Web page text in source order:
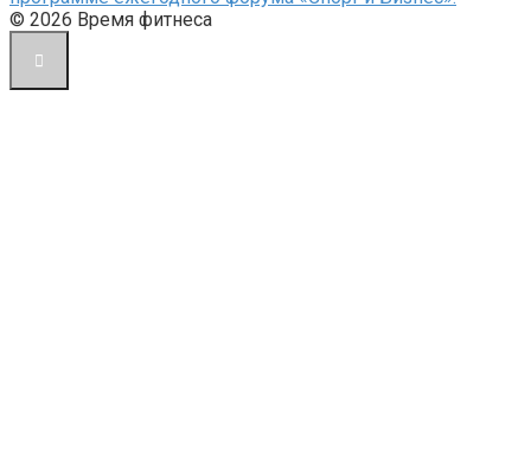
© 2026 Время фитнеса